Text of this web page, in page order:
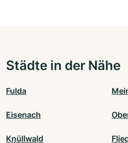
Städte in der Nähe
Fulda
Eisenach
Knüllwald